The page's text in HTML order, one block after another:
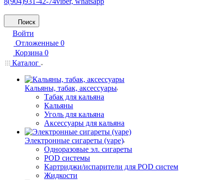
Поиск
Войти
Отложенные 0
Корзина 0
Каталог
Кальяны, табак, аксессуары
Табак для кальяна
Кальяны
Уголь для кальяна
Аксессуары для кальяна
Электронные сигареты (vape)
Одноразовые эл. сигареты
POD системы
Картриджи/испарители для POD систем
Жидкости